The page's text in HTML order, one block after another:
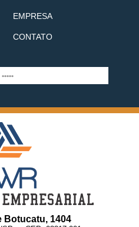
EMPRESA
CONTATO
Botucatu, 1404